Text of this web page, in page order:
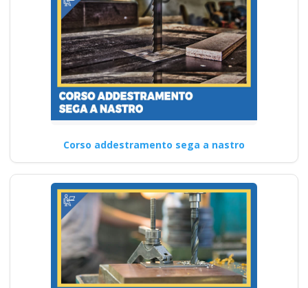
Corso addestramento sega a nastro